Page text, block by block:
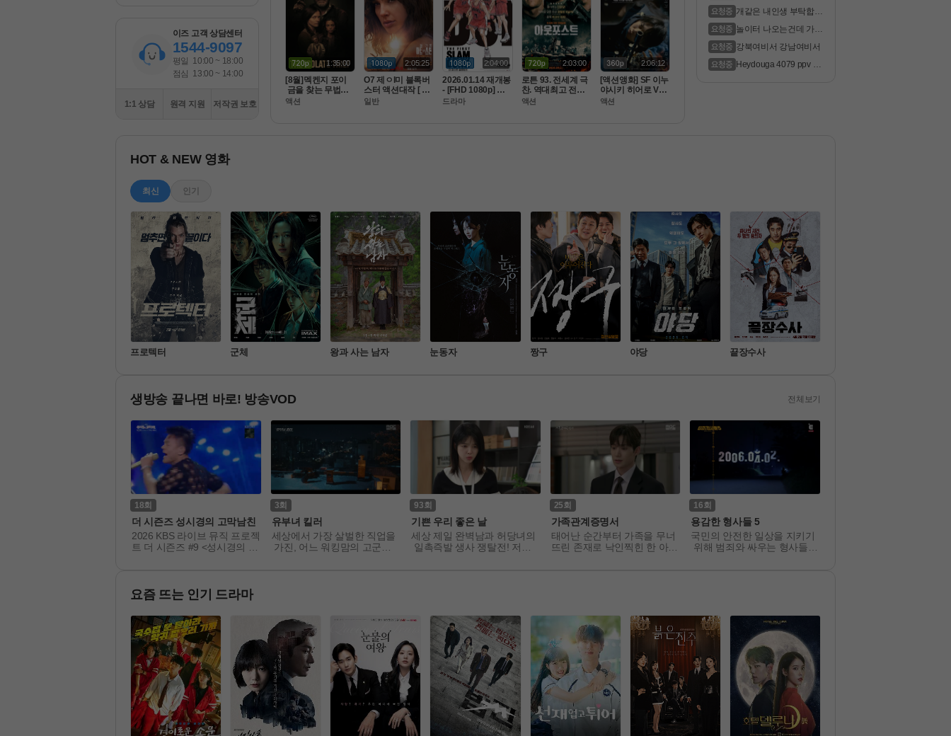
이즈 고객 상담센터
1544-9097
평일
10:00 ~ 18:00
점심 13:00 ~ 14:00
1:1 상담 원격 지원 저작권 보호
1:35:00
[8월]멕켄지 포이
금을 찾는 무법자
[아일레이트 시프]
액션
2:05:25
O7 제ㅇI미 블록버
스터 액션대작 [ 원.
팀 ] 공식자막 초고
일반
2:04:00
2026.01.14 재개봉
- [FHD 1080p] 더
퍼스트 슬램덩크
드라마
2:03:00
로튼 93. 전세계 극
찬. 역대최고 전투-
123분 동안 나는
액션
2:06:12
[액션앵화] SF 이누
야시키 히어로 VS
빌런 4월 2510
액션
개같은 내인생 부탁합니
놀이터 나오는건데 가지
강북여비서 강남여비서
Heydouga 4079 ppv 09
HOT & NEW 영화
최신 인기
프로텍터 군체 왕과 사는 남자 눈동자 짱구 야당 끝장수사
생방송 끝나면 바로! 방송VOD 전체보기
18
더 시즌즈 성시경의 고막남친
2026 KBS 라이브 뮤직 프로젝
트 더 시즌즈 #9 <성시경의 고
3
유부녀 킬러
세상에서 가장 살벌한 직업을
가진, 어느 워킹맘의 고군분
93
기쁜 우리 좋은 날
세상 제일 완벽남과 허당녀의
일촉즉발 생사 쟁탈전! 저마
25
가족관계증명서
태어난 순간부터 가족을 무너
뜨린 존재로 낙인찍힌 한 아이
16
용감한 형사들 5
국민의 안전한 일상을 지키기
위해 범죄와 싸우는 형사들의
요즘 뜨는 인기 드라마